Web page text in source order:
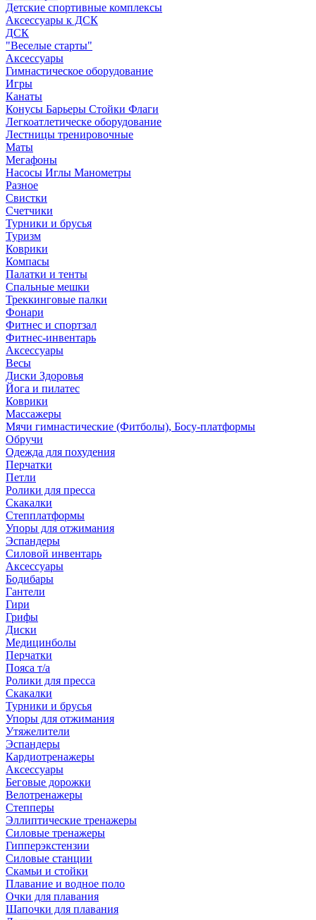
Детские спортивные комплексы
Аксессуары к ДСК
ДСК
"Веселые старты"
Аксессуары
Гимнастическое оборудование
Игры
Канаты
Конусы Барьеры Стойки Флаги
Легкоатлетическе оборудование
Лестницы тренировочные
Маты
Мегафоны
Насосы Иглы Манометры
Разное
Свистки
Счетчики
Турники и брусья
Туризм
Коврики
Компасы
Палатки и тенты
Спальные мешки
Треккинговые палки
Фонари
Фитнес и спортзал
Фитнес-инвентарь
Аксессуары
Весы
Диски Здоровья
Йога и пилатес
Коврики
Массажеры
Мячи гимнастические (Фитболы), Босу-платформы
Обручи
Одежда для похудения
Перчатки
Петли
Ролики для пресса
Скакалки
Степплатформы
Упоры для отжимания
Эспандеры
Силовой инвентарь
Аксессуары
Бодибары
Гантели
Гири
Грифы
Диски
Медицинболы
Перчатки
Пояса т/а
Ролики для пресса
Скакалки
Турники и брусья
Упоры для отжимания
Утяжелители
Эспандеры
Кардиотренажеры
Аксессуары
Беговые дорожки
Велотренажеры
Степперы
Эллиптические тренажеры
Силовые тренажеры
Гипперэкстензии
Силовые станции
Скамьи и стойки
Плавание и водное поло
Очки для плавания
Шапочки для плавания